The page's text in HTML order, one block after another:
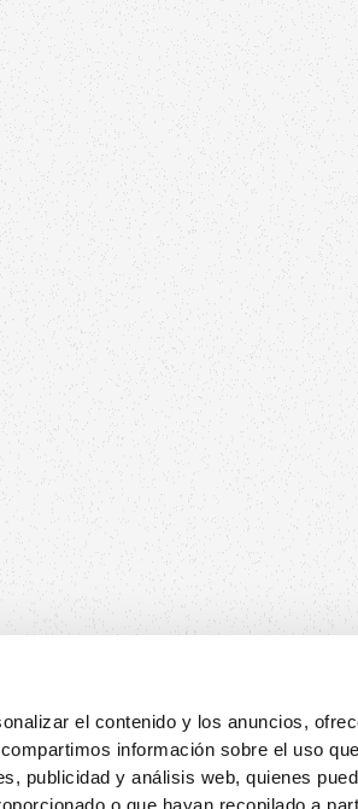
el contenido y los anuncios,
información sobre el uso
publicidad y análisis web, quienes
en aanbiedingen!